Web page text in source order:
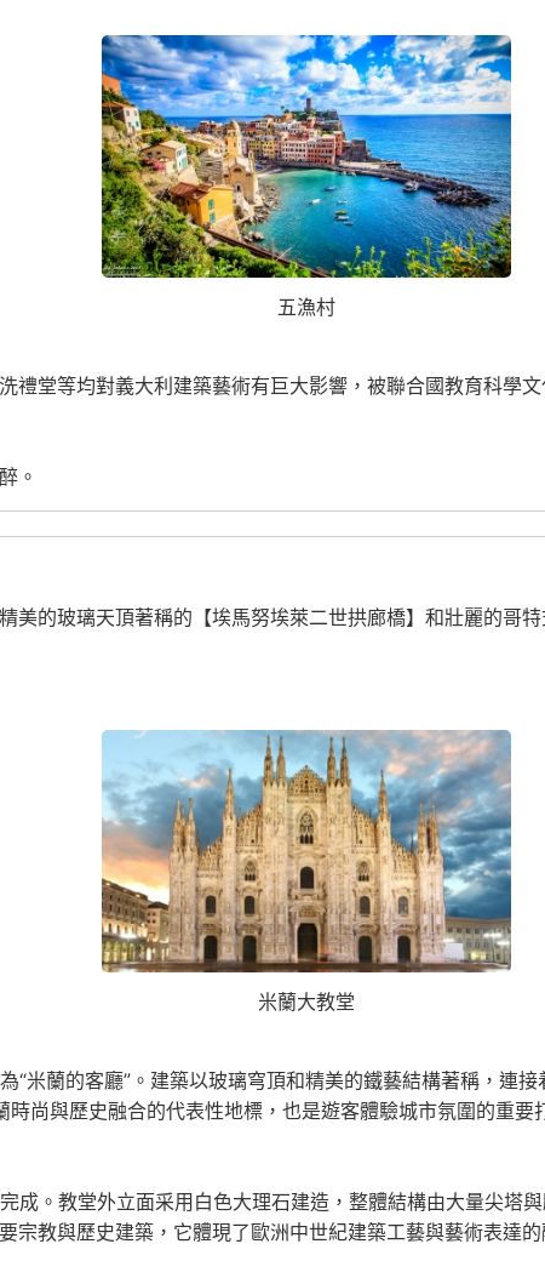
五漁村
堂等均對義大利建築藝術有巨大影響，被聯合國教育科學
。
的玻璃天頂著稱的【埃馬努埃萊二世拱廊橋】和壯麗的哥
米蘭大教堂
米蘭的客廳”。建築以玻璃穹頂和精美的鐵藝結構著稱，連接
尚與歷史融合的代表性地標，也是遊客體驗城市氛圍的重要
。教堂外立面采用白色大理石建造，整體結構由大量尖塔與
教與歷史建築，它體現了歐洲中世紀建築工藝與藝術表達